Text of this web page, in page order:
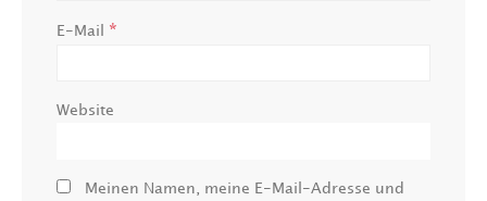
E-Mail *
Website
Meinen Namen, meine E-Mail-Adresse und